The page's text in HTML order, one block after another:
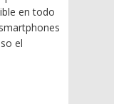
en todo
el